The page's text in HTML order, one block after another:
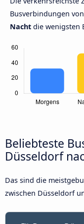
Busverbindungen
Nacht die wenigsten
Beliebteste
Düsseldorf
Das sind die
zwischen Düsseldorf